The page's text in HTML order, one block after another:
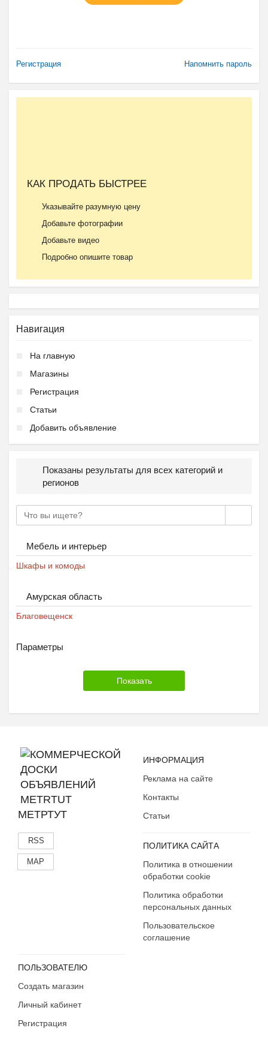
Регистрация Напомнить пароль
КАК ПРОДАТЬ БЫСТРЕЕ
Указывайте разумную цену
Добавьте фотографии
Добавьте видео
Подробно опишите товар
Навигация
На главную
Магазины
Регистрация
Статьи
Добавить объявление
Показаны результаты для всех категорий и
регионов
Мебель и интерьер
Шкафы и комоды
Амурская область
Благовещенск
Параметры
МЕТРТУТ
RSS
MAP
ИНФОРМАЦИЯ
Реклама на сайте
Контакты
Статьи
ПОЛИТИКА САЙТА
Политика в отношении
обработки cookie
Политика обработки
персональных данных
Пользовательское
соглашение
ПОЛЬЗОВАТЕЛЮ
Создать магазин
Личный кабинет
Регистрация